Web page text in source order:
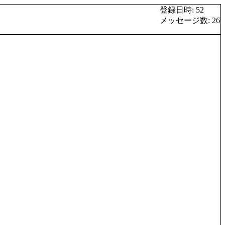
登録日時: 52
メッセージ数: 26